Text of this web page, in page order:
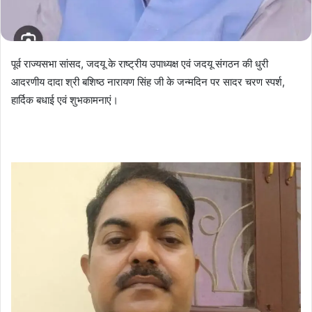
पूर्व राज्यसभा सांसद, जदयू के राष्ट्रीय उपाध्यक्ष एवं जदयू संगठन की धुरी
आदरणीय दादा श्री बशिष्ठ नारायण सिंह जी के जन्मदिन पर सादर चरण स्पर्श,
हार्दिक बधाई एवं शुभकामनाएं।